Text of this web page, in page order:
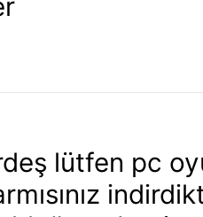
lütfen pc